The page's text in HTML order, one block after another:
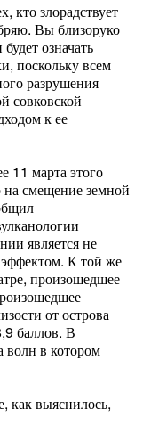
кто злорадствует
Вы близоруко
означать
поскольку всем
разрушения
совковской
к ее
11 марта этого
на смещение земной
является не
К той же
произошедшее
от острова
баллов. В
волн в котором
как выяснилось,